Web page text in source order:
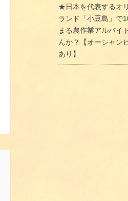
★日本を代表するオ
ランド「小豆島」で
まる農作業アルバイ
んか？【オーシャン
あり】